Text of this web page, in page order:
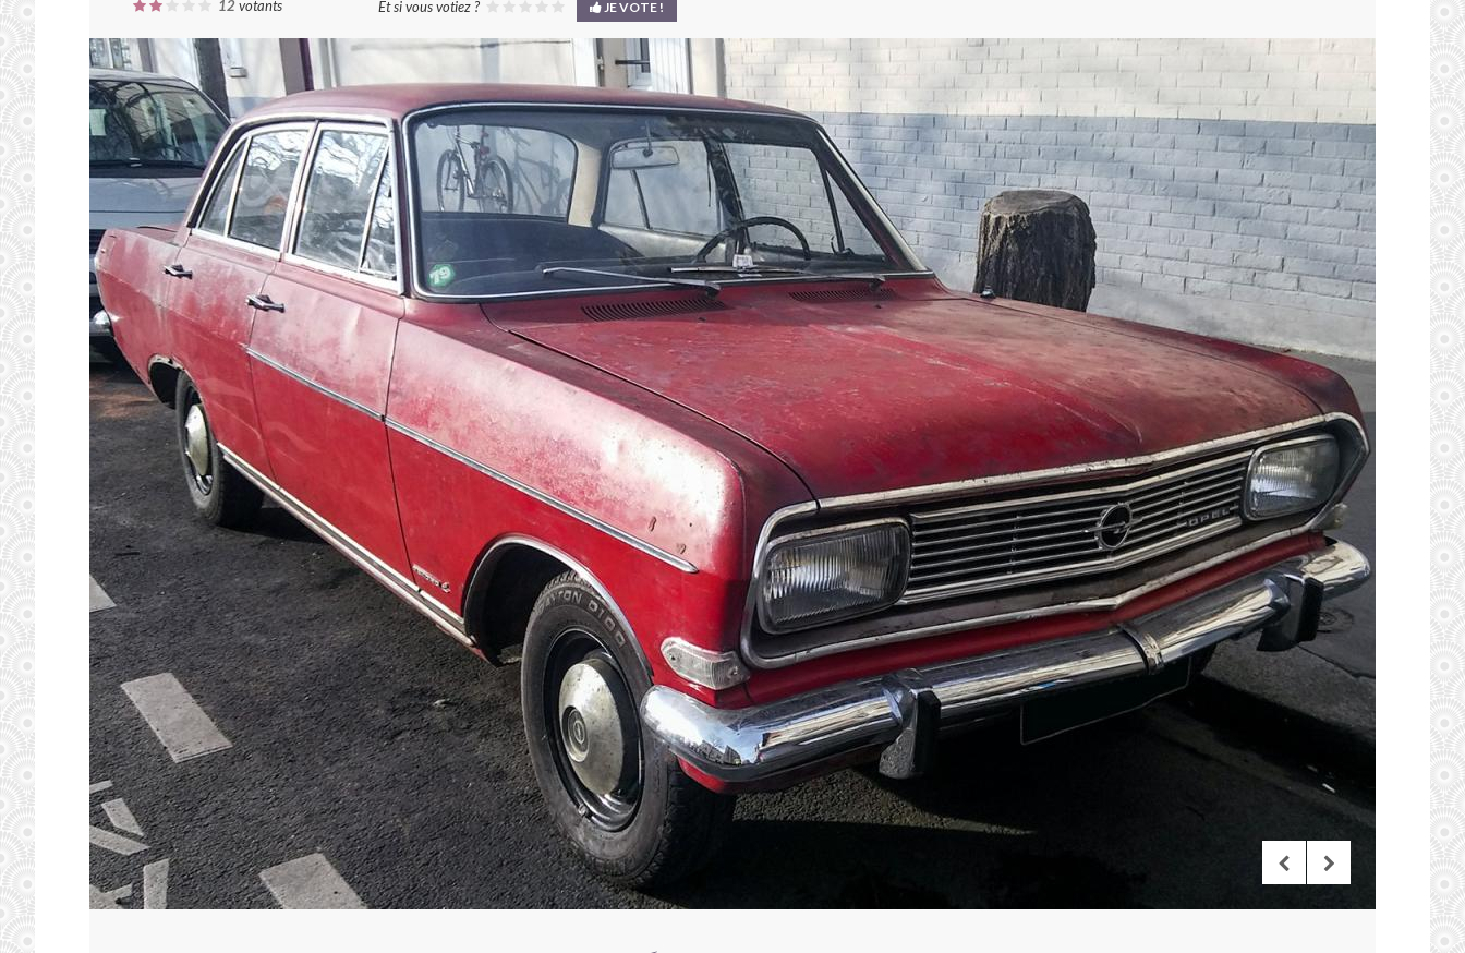
12votants Et si vous votiez ? JE VOTE !